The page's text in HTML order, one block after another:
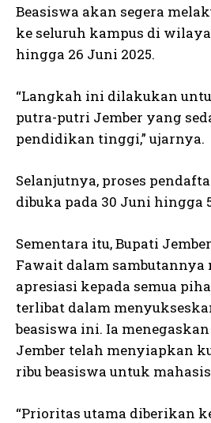
Beasiswa akan segera
ke seluruh kampus di
hingga 26 Juni 2025.
“Langkah ini dilakukan
putra-putri Jember yang
pendidikan tinggi,” ujarnya.
Selanjutnya, proses
dibuka pada 30 Juni hingga
Sementara itu, Bupati
Fawait dalam
apresiasi kepada semua
terlibat dalam
beasiswa ini. Ia
Jember telah menyiapkan
ribu beasiswa untuk
“Prioritas utama diberikan